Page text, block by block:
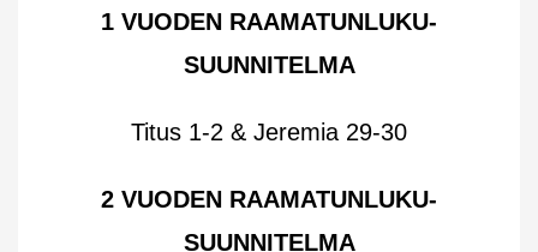
1 VUODEN RAAMATUNLUKU-
SUUNNITELMA
Titus 1-2 & Jeremia 29-30
2 VUODEN RAAMATUNLUKU-
SUUNNITELMA